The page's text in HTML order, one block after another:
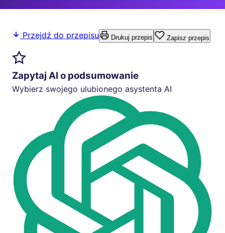
Przejdź do przepisu Drukuj przepis Zapisz przepis
Zapytaj AI o podsumowanie
Wybierz swojego ulubionego asystenta AI